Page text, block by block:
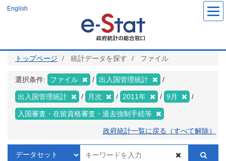
ツ
English
トップページ 統計データを探す ファイル
選択条件: ファイル 出入国管理統計
出入国管理統計 月次 2011年 9月
入国審査・在留資格審査・退去強制手続等
政府統計一覧に戻る（すべて解除）